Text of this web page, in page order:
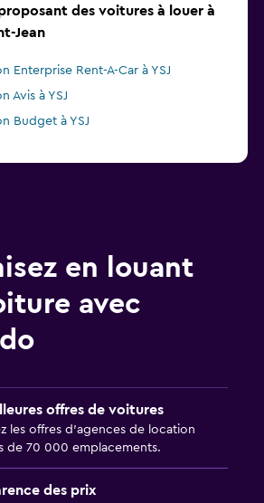
des voitures à louer à
Jean
Enterprise Rent-A-Car à YSJ
Avis à YSJ
Budget à YSJ
en louant
avec
offres de voitures
les offres d’agences de location
de 70 000 emplacements.
des prix